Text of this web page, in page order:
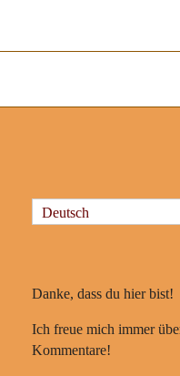
Deutsch
Danke, dass du hier bist!
Ich freue mich immer
Kommentare!